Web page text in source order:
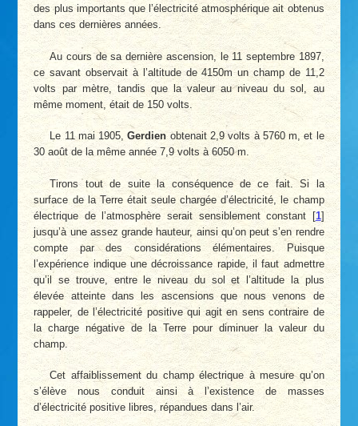
des plus importants que l’électricité atmosphérique ait obtenus
dans ces dernières années.
Au cours de sa dernière ascension, le 11 septembre 1897,
ce savant observait à l’altitude de 4150m un champ de 11,2
volts par mètre, tandis que la valeur au niveau du sol, au
même moment, était de 150 volts.
Le 11 mai 1905,Gerdienobtenait 2,9 volts à 5760 m, et le
30 août de la même année 7,9 volts à 6050 m.
Tirons tout de suite la conséquence de ce fait. Si la
surface de la Terre était seule chargée d’électricité, le champ
électrique de l’atmosphère serait sensiblement constant [1]
jusqu’à une assez grande hauteur, ainsi qu’on peut s’en rendre
compte par des considérations élémentaires. Puisque
l’expérience indique une décroissance rapide, il faut admettre
qu’il se trouve, entre le niveau du sol et l’altitude la plus
élevée atteinte dans les ascensions que nous venons de
rappeler, de l’électricité positive qui agit en sens contraire de
la charge négative de la Terre pour diminuer la valeur du
champ.
Cet affaiblissement du champ électrique à mesure qu’on
s’élève nous conduit ainsi à l’existence de masses
d’électricité positive libres, répandues dans l’air.